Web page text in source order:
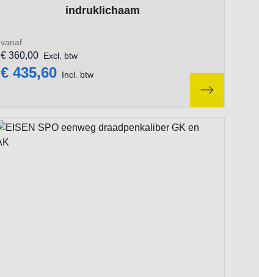
indruklichaam
vanaf
€ 435,60 Incl. btw
€ 360,00 Excl. btw